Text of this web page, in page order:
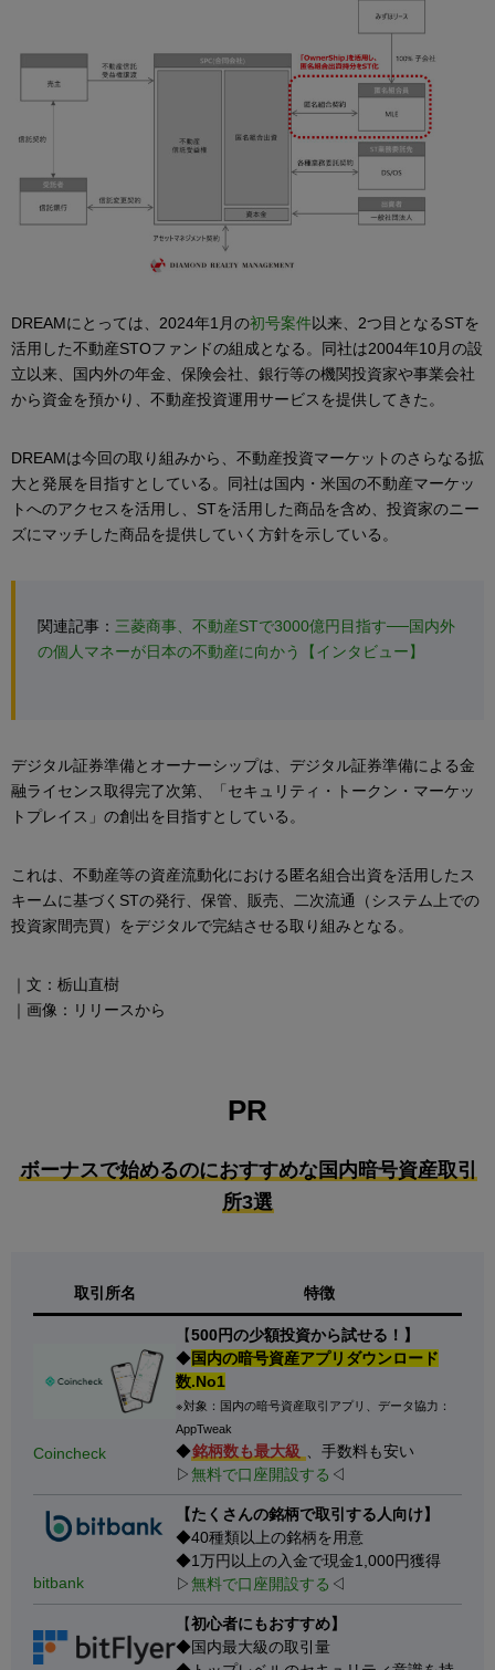
DREAMにとっては、2024年1月の初号案件以来、2つ目となるSTを
活用した不動産STOファンドの組成となる。同社は2004年10月の設
立以来、国内外の年金、保険会社、銀行等の機関投資家や事業会社
から資金を預かり、不動産投資運用サービスを提供してきた。
DREAMは今回の取り組みから、不動産投資マーケットのさらなる拡
大と発展を目指すとしている。同社は国内・米国の不動産マーケッ
トへのアクセスを活用し、STを活用した商品を含め、投資家のニー
ズにマッチした商品を提供していく方針を示している。
関連記事： 三菱商事、不動産STで3000億円目指す──国内外
の個人マネーが日本の不動産に向かう【インタビュー】
デジタル証券準備とオーナーシップは、デジタル証券準備による金
融ライセンス取得完了次第、「セキュリティ・トークン・マーケッ
トプレイス」の創出を目指すとしている。
これは、不動産等の資産流動化における匿名組合出資を活用したス
キームに基づくSTの発行、保管、販売、二次流通（システム上での
投資家間売買）をデジタルで完結させる取り組みとなる。
｜文：栃山直樹
｜画像：リリースから
PR
ボーナスで始めるのにおすすめな国内暗号資産取引
所3選
取引所名 特徴
Coincheck
【500円の少額投資から試せる！】
◆国内の暗号資産アプリダウンロード
数.No1
※対象：国内の暗号資産取引アプリ、データ協力：
AppTweak
◆銘柄数も最大級
、手数料も安い
▷無料で口座開設する ◁
bitbank
【たくさんの銘柄で取引する人向け】
◆40種類以上の銘柄を用意
◆1万円以上の入金で現金1,000円獲得
▷無料で口座開設する ◁
【初心者にもおすすめ】
◆国内最大級の取引量